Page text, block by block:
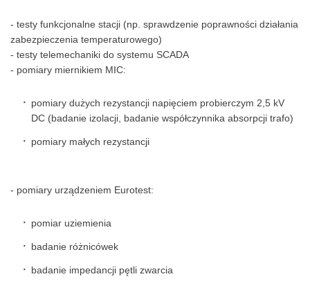
- testy funkcjonalne stacji (np. sprawdzenie poprawności działania
zabezpieczenia temperaturowego)
- testy telemechaniki do systemu SCADA
- pomiary miernikiem MIC:
pomiary dużych rezystancji napięciem probierczym 2,5 kV
DC (badanie izolacji, badanie współczynnika absorpcji trafo)
pomiary małych rezystancji
- pomiary urządzeniem Eurotest:
pomiar uziemienia
badanie różnicówek
badanie impedancji pętli zwarcia